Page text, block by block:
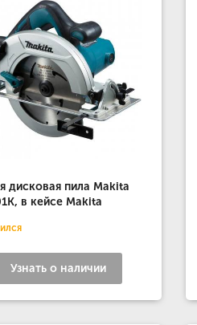
дисковая пила Makita
в кейсе Makita
Узнать о наличии